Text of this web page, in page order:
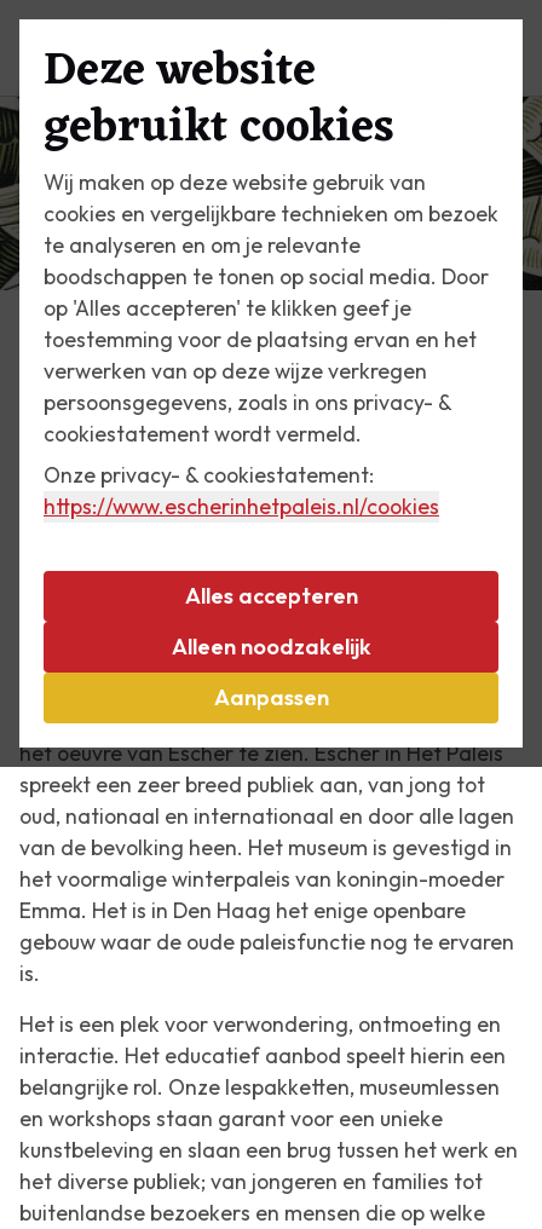
Deze website
gebruikt cookies
Wij maken op deze website gebruik van
cookies en vergelijkbare technieken om bezoek
te analyseren en om je relevante
boodschappen te tonen op social media. Door
op 'Alles accepteren' te klikken geef je
toestemming voor de plaatsing ervan en het
verwerken van op deze wijze verkregen
persoonsgegevens, zoals in ons privacy- &
cookiestatement wordt vermeld.
Onze privacy- & cookiestatement:
https://www.escherinhetpaleis.nl/cookies
Alles accepteren
Alleen noodzakelijk
Aanpassen
Nieuws
30 oktober 2023
Vacature: Medewerker
Educatie - VERVULD
Escher in Het Paleis toont de wereldberoemde,
fantasievolle voorstellingen van de kunstenaar
M.C. Escher (1898-1972). Met ruim 120 prenten zijn
bij Escher in Het Paleis altijd de bekendste werken
en een selectie van steeds wisselende grafiek uit
het oeuvre van Escher te zien. Escher in Het Paleis
spreekt een zeer breed publiek aan, van jong tot
oud, nationaal en internationaal en door alle lagen
van de bevolking heen. Het museum is gevestigd in
het voormalige winterpaleis van koningin-moeder
Emma. Het is in Den Haag het enige openbare
gebouw waar de oude paleisfunctie nog te ervaren
is.
Het is een plek voor verwondering, ontmoeting en
interactie. Het educatief aanbod speelt hierin een
belangrijke rol. Onze lespakketten, museumlessen
en workshops staan garant voor een unieke
kunstbeleving en slaan een brug tussen het werk en
het diverse publiek; van jongeren en families tot
buitenlandse bezoekers en mensen die op welke